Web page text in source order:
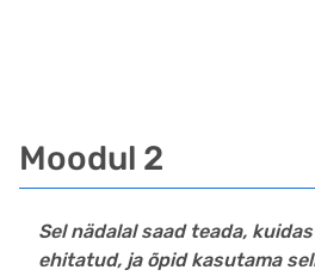
Moodul 2
Sel nädalal saad teada, kuidas
ehitatud, ja õpid kasutama